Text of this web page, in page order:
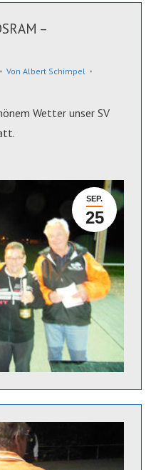
–
Von Albert Schimpel
Wetter unser SV
SEP.
25